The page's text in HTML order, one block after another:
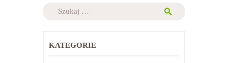
Szukaj:
KATEGORIE